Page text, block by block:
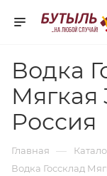
Водка
Мягкая
Россия
Главная —
Водка Госсклад